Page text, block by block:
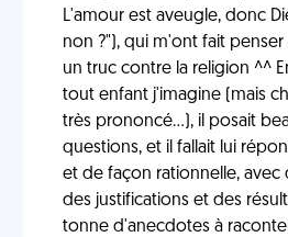
L'amour est aveugle, donc
non ?"), qui m'ont fait
un truc contre la religion ^^
tout enfant j'imagine (mais
très prononcé...), il posait
questions, et il fallait lui
et de façon rationnelle, avec
des justifications et des
tonne d'anecdotes à